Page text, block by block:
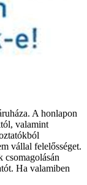
A honlapon
valamint
vállal felelősséget.
csomagolásán
Ha valamiben